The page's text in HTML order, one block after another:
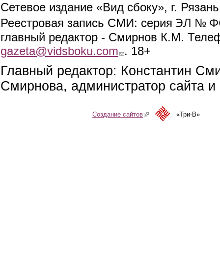
Сетевое издание «Вид сбоку», г.
Реестровая запись СМИ: серия ЭЛ №
главный редактор - Смирнов К.М.
gazeta@vidsboku.com (link sends e-mail)
. 18+
Главный редактор: Константин
Смирнова, администратор сайта
Создание сайтов(link is external)«Три-В»